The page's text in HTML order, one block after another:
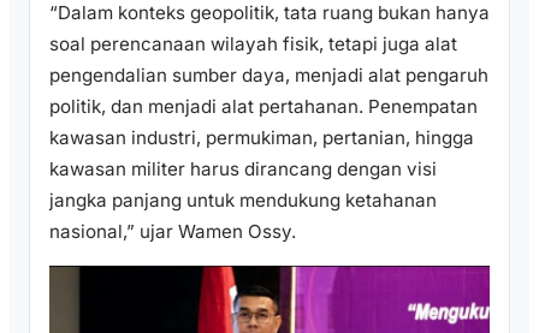
“Dalam konteks geopolitik, tata ruang bukan hanya
soal perencanaan wilayah fisik, tetapi juga alat
pengendalian sumber daya, menjadi alat pengaruh
politik, dan menjadi alat pertahanan. Penempatan
kawasan industri, permukiman, pertanian, hingga
kawasan militer harus dirancang dengan visi
jangka panjang untuk mendukung ketahanan
nasional,” ujar Wamen Ossy.